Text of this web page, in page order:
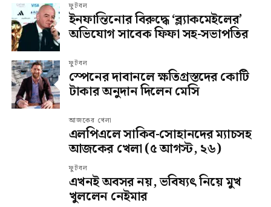
ফুটবল
ইনফান্তিনোর বিরুদ্ধে ‘ব্ল্যাকমেইলের’
অভিযোগ সাবেক ফিফা সহ-সভাপতির
ফুটবল
স্পেনের দাবানলে ক্ষতিগ্রস্তদের কোটি
টাকার অনুদান দিলেন মেসি
আজকের খেলা
এলপিএলে সাকিব-সোহানদের ম্যাচসহ
আজকের খেলা (৫ আগস্ট, ২৬)
ফুটবল
এখনই অবসর নয়, ভবিষ্যৎ নিয়ে মুখ
খুললেন নেইমার